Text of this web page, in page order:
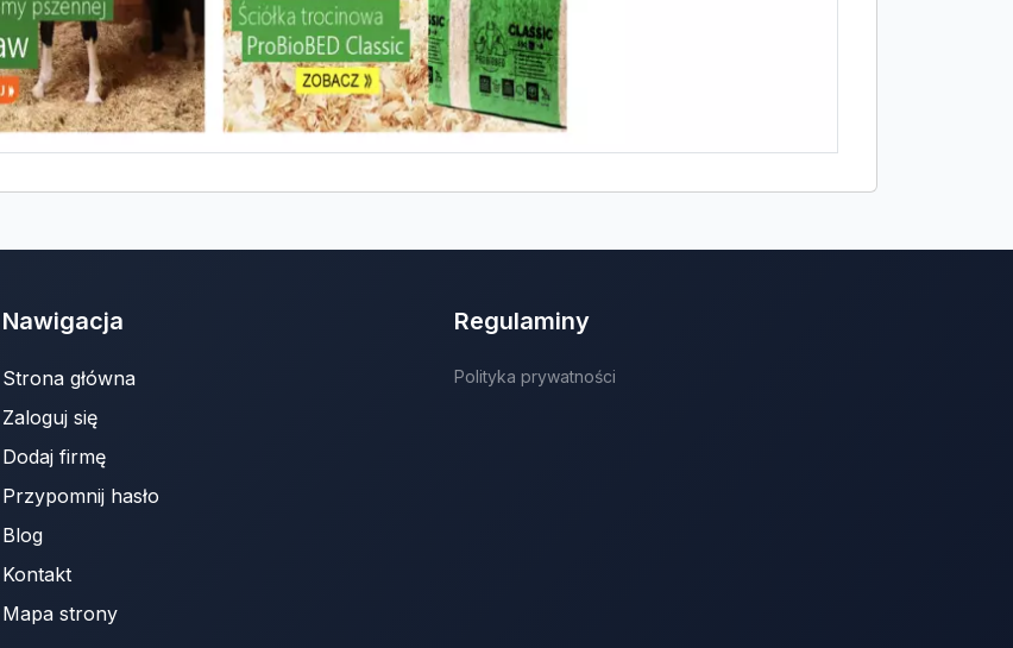
Nawigacja
Strona główna
Zaloguj się
Dodaj firmę
Przypomnij hasło
Blog
Kontakt
Mapa strony
Regulaminy
Polityka prywatności